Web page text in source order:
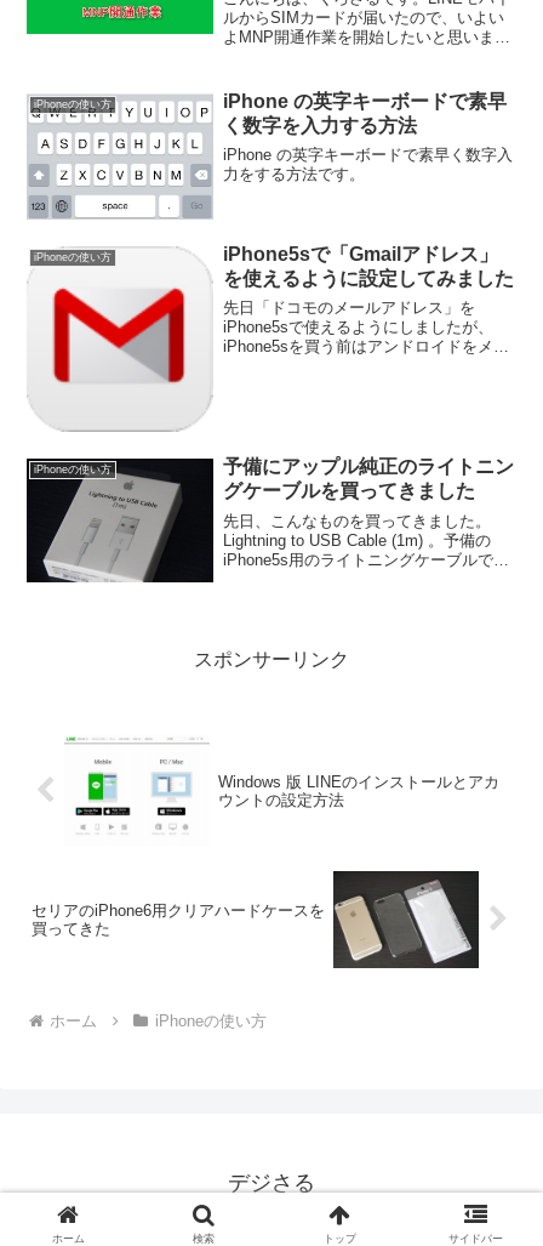
ルからSIMカードが届いたので、いよい
よMNP開通作業を開始したいと思いま
iPhoneの使い方
iPhone の英字キーボードで素早
く数字を入力する方法
iPhone の英字キーボードで素早く数字入
力をする方法です。
iPhoneの使い方
iPhone5sで「Gmailアドレス」
を使えるように設定してみました
先日「ドコモのメールアドレス」を
iPhone5sで使えるようにしましたが、
iPhone5sを買う前はアンドロイドをメイ
iPhoneの使い方
予備にアップル純正のライトニン
グケーブルを買ってきました
先日、こんなものを買ってきました。
Lightning to USB Cable (1m) 。予備の
iPhone5s用のライトニングケーブルで
スポンサーリンク
Windows 版 LINEのインストールとアカ
ウントの設定方法
セリアのiPhone6用クリアハードケースを
買ってきた
ホーム iPhoneの使い方
デジさる
© 2013 デジさる.
ホーム 検索 トップ サイドバー